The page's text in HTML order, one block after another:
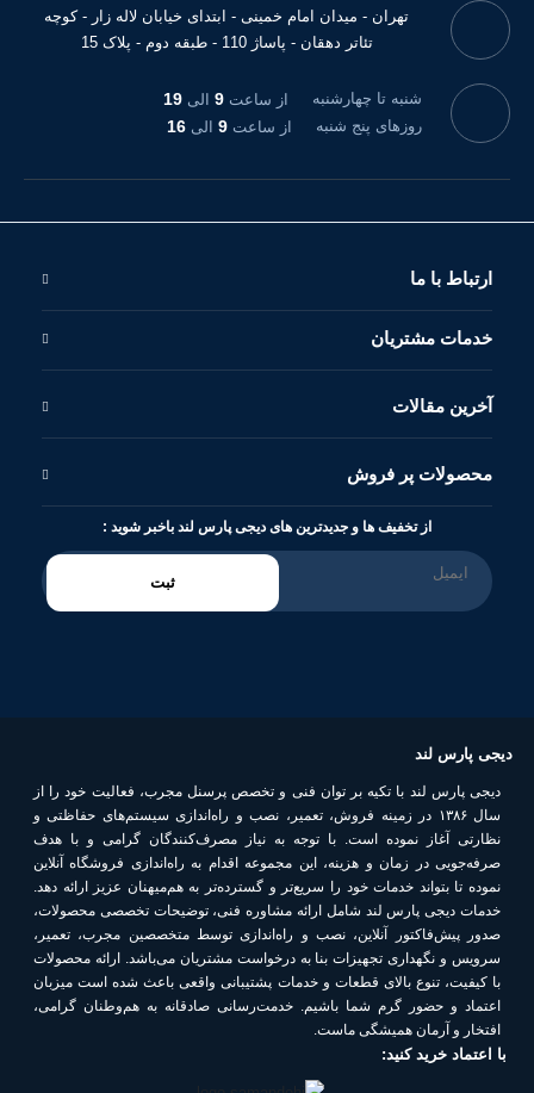
تهران - میدان امام خمینی - ابتدای خیابان لاله زار - کوچه
تئاتر دهقان - پاساژ 110 - طبقه دوم - پلاک 15
شنبه تا چهارشنبه از ساعت 9 الی 19
روزهای پنج شنبه از ساعت 9 الی 16
ارتباط با ما
خدمات مشتریان
آخرین مقالات
محصولات پر فروش
از تخفیف ها و جدیدترین های دیجی پارس لند باخبر شوید :
ثبت
دیجی پارس لند
دیجی پارس لند با تکیه بر توان فنی و تخصص پرسنل مجرب، فعالیت خود را از
سال ۱۳۸۶ در زمینه فروش، تعمیر، نصب و راه‌اندازی سیستم‌های حفاظتی و
نظارتی آغاز نموده است. با توجه به نیاز مصرف‌کنندگان گرامی و با هدف
صرفه‌جویی در زمان و هزینه، این مجموعه اقدام به راه‌اندازی فروشگاه آنلاین
نموده تا بتواند خدمات خود را سریع‌تر و گسترده‌تر به هم‌میهنان عزیز ارائه دهد.
خدمات دیجی پارس لند شامل ارائه مشاوره فنی، توضیحات تخصصی محصولات،
صدور پیش‌فاکتور آنلاین، نصب و راه‌اندازی توسط متخصصین مجرب، تعمیر،
سرویس و نگهداری تجهیزات بنا به درخواست مشتریان می‌باشد. ارائه محصولات
با کیفیت، تنوع بالای قطعات و خدمات پشتیبانی واقعی باعث شده است میزبان
اعتماد و حضور گرم شما باشیم. خدمت‌رسانی صادقانه به هم‌وطنان گرامی،
افتخار و آرمان همیشگی ماست.
با اعتماد خرید کنید: